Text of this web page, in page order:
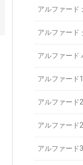
アルファード
アルファード
アルファード
アルファード
アルファード
アルファード
アルファード